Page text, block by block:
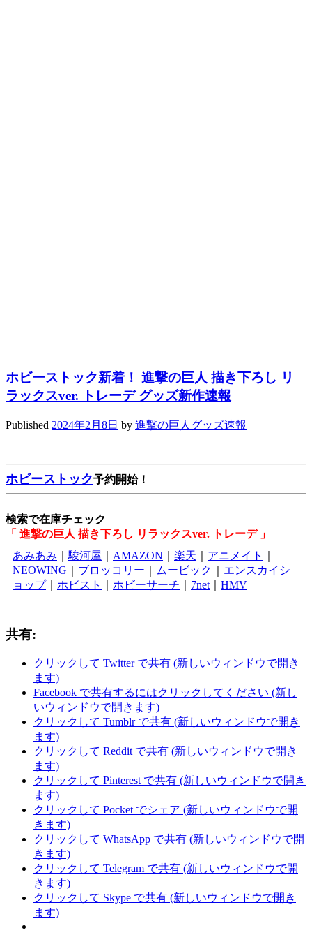
ホビーストック新着！ 進撃の巨人 描き下ろし リ
ラックスver. トレーデ グッズ新作速報
Published 2024年2月8日 by 進撃の巨人グッズ速報
ホビーストック予約開始！
検索で在庫チェック
「 進撃の巨人 描き下ろし リラックスver. トレーデ 」
あみあみ
駿河屋 AMAZON 楽天 アニメイト
NEOWING
ブロッコリー ムービック
エンスカイシ
ョップ｜ ホビスト ホビーサーチ 7net HMV
共有:
クリックして Twitter で共有 (新しいウィンドウで開き
ます)
Facebook で共有するにはクリックしてください (新し
いウィンドウで開きます)
クリックして Tumblr で共有 (新しいウィンドウで開き
ます)
クリックして Reddit で共有 (新しいウィンドウで開き
ます)
クリックして Pinterest で共有 (新しいウィンドウで開き
ます)
クリックして Pocket でシェア (新しいウィンドウで開
きます)
クリックして WhatsApp で共有 (新しいウィンドウで開
きます)
クリックして Telegram で共有 (新しいウィンドウで開
きます)
クリックして Skype で共有 (新しいウィンドウで開き
ます)